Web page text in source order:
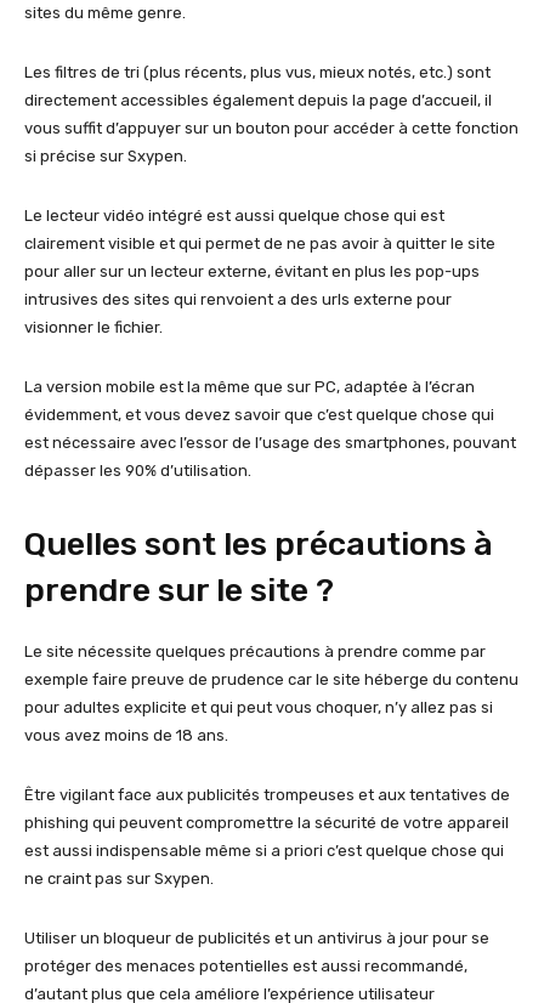
sites du même genre.
Les filtres de tri (plus récents, plus vus, mieux notés, etc.) sont
directement accessibles également depuis la page d’accueil, il
vous suffit d’appuyer sur un bouton pour accéder à cette fonction
si précise sur Sxypen.
Le lecteur vidéo intégré est aussi quelque chose qui est
clairement visible et qui permet de ne pas avoir à quitter le site
pour aller sur un lecteur externe, évitant en plus les pop-ups
intrusives des sites qui renvoient a des urls externe pour
visionner le fichier.
La version mobile est la même que sur PC, adaptée à l’écran
évidemment, et vous devez savoir que c’est quelque chose qui
est nécessaire avec l’essor de l’usage des smartphones, pouvant
dépasser les 90% d’utilisation.
Quelles sont les précautions à
prendre sur le site ?
Le site nécessite quelques précautions à prendre comme par
exemple faire preuve de prudence car le site héberge du contenu
pour adultes explicite et qui peut vous choquer, n’y allez pas si
vous avez moins de 18 ans.
Être vigilant face aux publicités trompeuses et aux tentatives de
phishing qui peuvent compromettre la sécurité de votre appareil
est aussi indispensable même si a priori c’est quelque chose qui
ne craint pas sur Sxypen.
Utiliser un bloqueur de publicités et un antivirus à jour pour se
protéger des menaces potentielles est aussi recommandé,
d’autant plus que cela améliore l’expérience utilisateur